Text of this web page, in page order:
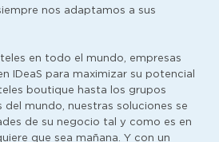
nos adaptamos a sus
en todo el mundo, empresas
IDeaS para maximizar su potencial
boutique hasta los grupos
del mundo, nuestras soluciones se
de su negocio tal y como es en
que sea mañana. Y con un